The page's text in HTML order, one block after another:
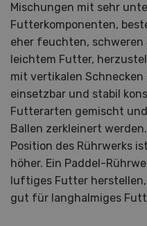
Mischungen mit sehr
Futterkomponenten,
eher feuchten, schweren
leichtem Futter,
mit vertikalen
einsetzbar und stabil
Futterarten gemischt
Ballen zerkleinert
Position des Rührwerks
höher. Ein Paddel-
luftiges Futter
gut für langhalmiges